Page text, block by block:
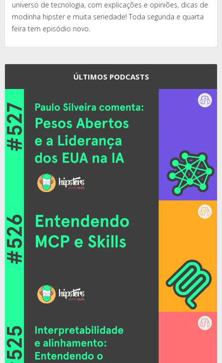
universo de tecnologia, com explicações e opiniões, dicas de
modinha hipster e muita seriedade! Toda segunda e quarta
feira tem episódio novo.
ÚLTIMOS PODCASTS